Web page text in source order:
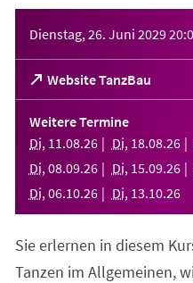
Dienstag, 26. Juni 2029
Website TanzBau
(Öffnet
in
einem
neuen
Tab)
Weitere Termine
Di, 11 .08.26 Di, 18.08.26
Di, 08.09.26 Di, 15.09.26
Di, 06.10.26 Di, 13.10.26
Sie erlernen in diesem
Tanzen im Allgemeinen,